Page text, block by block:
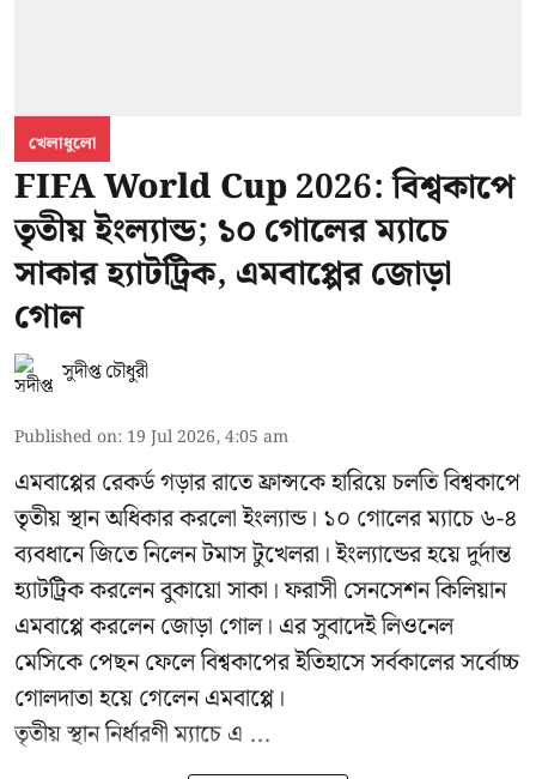
খেলাধুলো
FIFA World Cup 2026: বিশ্বকাপে
তৃতীয় ইংল্যান্ড; ১০ গোলের ম্যাচে
সাকার হ্যাটট্রিক, এমবাপ্পের জোড়া
গোল
সুদীপ্ত চৌধুরী
Published on: 19 Jul 2026, 4:05 am
এমবাপ্পের রেকর্ড গড়ার রাতে ফ্রান্সকে হারিয়ে চলতি বিশ্বকাপে
তৃতীয় স্থান অধিকার করলো ইংল্যান্ড। ১০ গোলের ম্যাচে ৬-৪
ব্যবধানে জিতে নিলেন টমাস টুখেলরা। ইংল্যান্ডের হয়ে দুর্দান্ত
হ্যাটট্রিক করলেন বুকায়ো সাকা। ফরাসী সেনসেশন কিলিয়ান
এমবাপ্পে করলেন জোড়া গোল। এর সুবাদেই লিওনেল
মেসিকে পেছন ফেলে বিশ্বকাপের ইতিহাসে সর্বকালের সর্বোচ্চ
গোলদাতা হয়ে গেলেন এমবাপ্পে।
তৃতীয় স্থান নির্ধারণী ম্যাচে এ ...